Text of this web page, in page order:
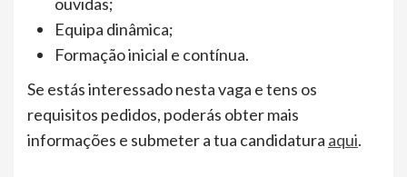
Equipa dinâmica;
Formação inicial e contínua.
Se estás interessado nesta vaga e tens os
requisitos pedidos, poderás obter mais
informações e submeter a tua candidatura aqui.